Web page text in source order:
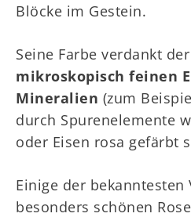
Blöcke im Gestein.
Seine Farbe verdankt
mikroskopisch feinen
Mineralien (zum
durch Spurenelemente
oder Eisen rosa gefärbt
Einige der
besonders schönen